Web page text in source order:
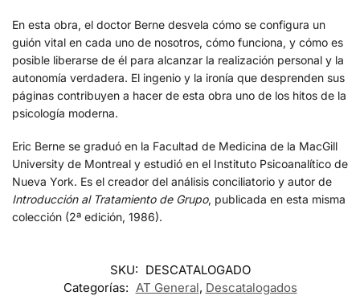
En esta obra, el doctor Berne desvela cómo se configura un
guión vital en cada uno de nosotros, cómo funciona, y cómo es
posible liberarse de él para alcanzar la realización personal y la
autonomía verdadera. El ingenio y la ironía que desprenden sus
páginas contribuyen a hacer de esta obra uno de los hitos de la
psicología moderna.
Eric Berne se graduó en la Facultad de Medicina de la MacGill
University de Montreal y estudió en el Instituto Psicoanalítico de
Nueva York. Es el creador del análisis conciliatorio y autor de
Introducción al Tratamiento de Grupo, publicada en esta misma
colección (2ª edición, 1986).
SKU: DESCATALOGADO
Categorías: AT General, Descatalogados